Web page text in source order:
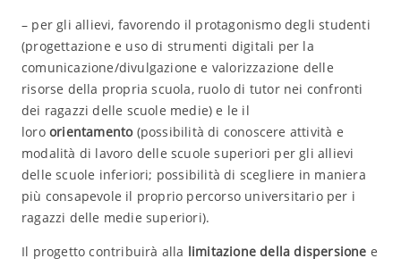
– per gli allievi, favorendo il protagonismo degli studenti
(progettazione e uso di strumenti digitali per la
comunicazione/divulgazione e valorizzazione delle
risorse della propria scuola, ruolo di tutor nei confronti
dei ragazzi delle scuole medie) e le il
loro orientamento(possibilità di conoscere attività e
modalità di lavoro delle scuole superiori per gli allievi
delle scuole inferiori; possibilità di scegliere in maniera
più consapevole il proprio percorso universitario per i
ragazzi delle medie superiori).
Il progetto contribuirà alla limitazione della dispersione e